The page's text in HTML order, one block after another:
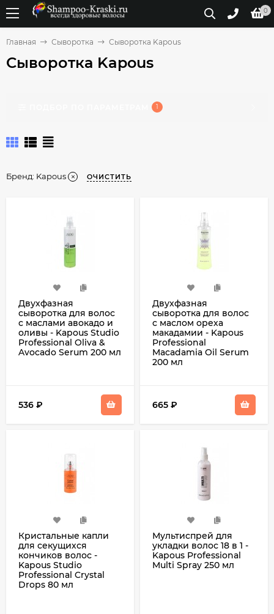
0
Главная Сыворотка Сыворотка Kapous
Сыворотка Kapous
1
Бренд: Kapous ОЧИСТИТЬ
Двухфазная
сыворотка для волос
с маслами авокадо и
оливы - Kapous Studio
Professional Oliva &
Avocado Serum 200 мл
536 ₽
Двухфазная
сыворотка для волос
с маслом ореха
макадамии - Kapous
Professional
Macadamia Oil Serum
200 мл
665 ₽
Кристальные капли
для секущихся
кончиков волос -
Kapous Studio
Professional Crystal
Drops 80 мл
Мультиспрей для
укладки волос 18 в 1 -
Kapous Professional
Multi Spray 250 мл